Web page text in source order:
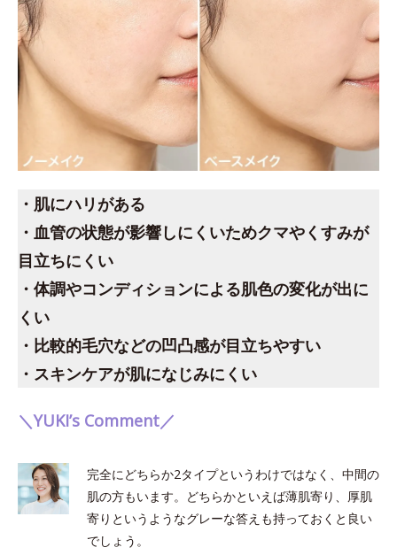
・肌にハリがある
・血管の状態が影響しにくいためクマやくすみが
目立ちにくい
・体調やコンディションによる肌色の変化が出に
くい
・比較的毛穴などの凹凸感が目立ちやすい
・スキンケアが肌になじみにくい
＼YUKI’s Comment／
完全にどちらか2タイプというわけではなく、中間の
肌の方もいます。どちらかといえば薄肌寄り、厚肌
寄りというようなグレーな答えも持っておくと良い
でしょう。